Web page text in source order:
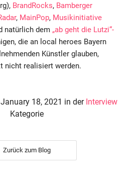
BrandRocks, Bamberger
, MainPop, Musikinitiative
natürlich dem „ab geht die Lutzi“-
die an local heroes Bayern
Künstler glauben,
nicht realisiert werden.
January 18, 2021 in der Interview
Kategorie
Zurück zum Blog